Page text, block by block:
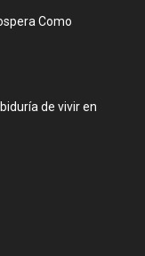
Como
de vivir en